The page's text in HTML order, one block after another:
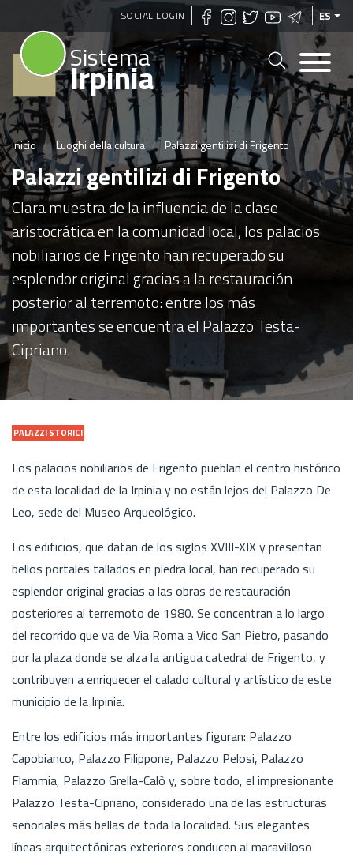
Pasar
contenido
principal
SOCIAL LOGIN ES
Sistema
Irpinia
Inicio Luoghi della cultura Palazzi gentilizi di Frigento
Palazzi gentilizi di Frigento
Clara muestra de la influencia de la clase
aristocrática en la comunidad local, los palacios
nobiliarios de Frigento han recuperado su
esplendor original gracias a la restauración
posterior al terremoto: entre los más
importantes se encuentra el Palazzo Testa-
Cipriano.
PALAZZI STORICI
Los palacios nobiliarios de Frigento pueblan el centro histórico
de esta localidad de la Irpinia y no están lejos del Palazzo De
Leo, sede del Museo Arqueológico.
Los edificios, que datan de los siglos XVIII-XIX y presentan
bellos portales tallados en piedra local, han recuperado su
esplendor original gracias a las obras de restauración
posteriores al terremoto de 1980. Se concentran a lo largo
del recorrido que va de Via Roma a Vico San Pietro, pasando
por la plaza donde se alza la antigua catedral de Frigento, y
contribuyen a enriquecer el calado cultural y artístico de este
municipio de la Irpinia.
Entre los edificios más importantes figuran: Palazzo
Capobianco, Palazzo Filippone, Palazzo Pelosi, Palazzo
Flammia, Palazzo Grella-Calò y, sobre todo, el impresionante
Palazzo Testa-Cipriano, considerado una de las estructuras
señoriales más bellas de toda la localidad. Sus elegantes
líneas arquitectónicas exteriores conducen al maravilloso